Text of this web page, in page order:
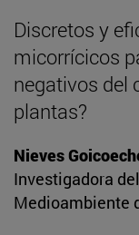
Discretos y
micorrícicos
negativos del
plantas?
Nieves
Investigadora
Medioambiente